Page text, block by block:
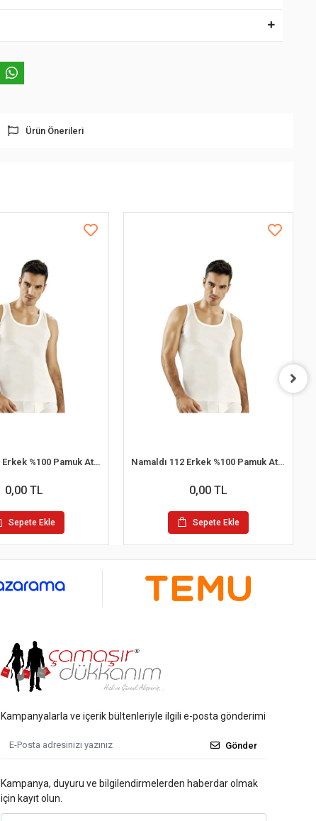
Ürün Önerileri
Namaldı 112 Erkek %100 Pamuk Atlet M 6'lı Paket
0,00 TL
Sepete Ekle
Namaldı 112 Erkek %100 Pamuk Atlet XL 6'lı Paket
0,00 TL
Sepete Ekle
Kampanyalarla ve içerik bültenleriyle ilgili e-posta gönderimi
Gönder
Kampanya, duyuru ve bilgilendirmelerden haberdar olmak
için kayıt olun.